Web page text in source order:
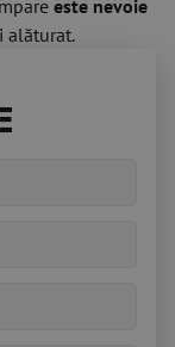
este nevoie
alăturat.